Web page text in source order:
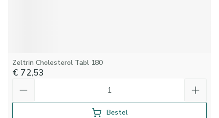
Zeltrin Cholesterol Tabl 180
€ 72,53
Bestel